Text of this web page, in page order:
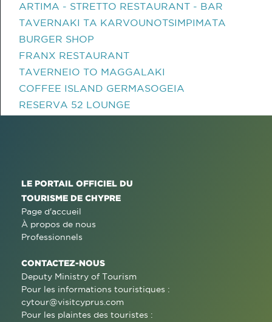
ARTIMA - STRETTO RESTAURANT - BAR
TAVERNAKI TA KARVOUNOTSIMPIMATA
BURGER SHOP
FRANX RESTAURANT
TAVERNEIO TO MAGGALAKI
COFFEE ISLAND GERMASOGEIA
RESERVA 52 LOUNGE
LE PORTAIL OFFICIEL DU
TOURISME DE CHYPRE
Page d'accueil
À propos de nous
Professionnels
CONTACTEZ-NOUS
Deputy Ministry of Tourism
Pour les informations touristiques :
cytour@visitcyprus.com
Pour les plaintes des touristes :